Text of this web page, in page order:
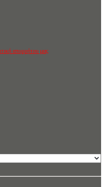
απορρήτου μας